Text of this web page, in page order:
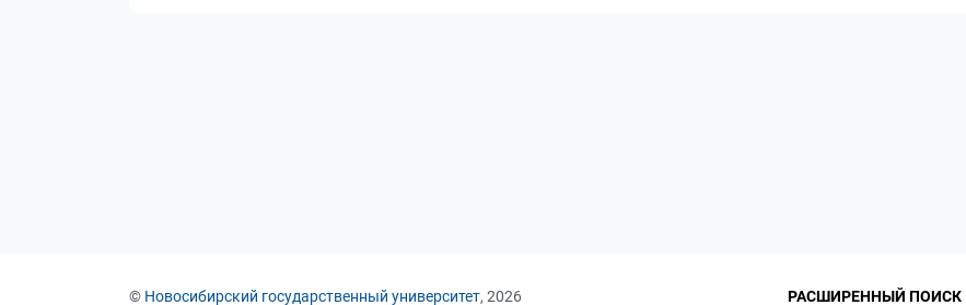
© Новосибирский государственный университет, 2026 РАСШИРЕННЫЙ ПОИСК